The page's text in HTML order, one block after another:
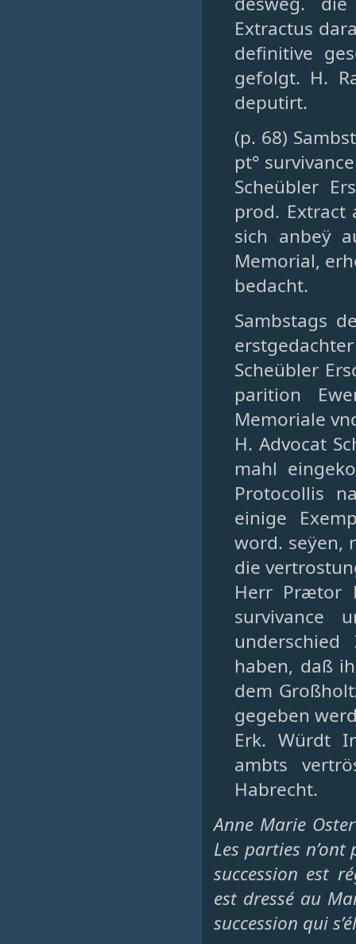
Extractus
definitive
gefolgt. H.
deputirt.
(p. 68)
pt°
Scheübler
prod. Extract
sich anbeÿ
Memorial,
bedacht.
Sambstags
Scheübler
parition
Memoriale
H. Advocat
mahl
Protocollis
einige
word. seÿen,
die
Herr Prætor
survivance
haben, daß
dem
gegeben
Erk. Würdt
ambts
Habrecht.
Anne Marie
Les parties
succession est
est dressé au
succession qui